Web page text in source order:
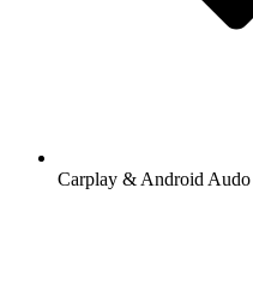
Carplay & Android Audo